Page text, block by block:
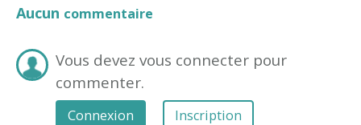
Aucun commentaire
Vous devez vous connecter pour
commenter.
Connexion Inscription